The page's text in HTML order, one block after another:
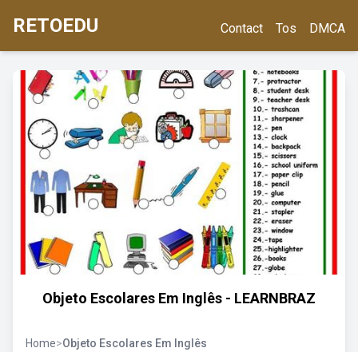
RETOEDU Contact Tos DMCA
Objeto Escolares Em Inglês - LEARNBRAZ
Home>Objeto Escolares Em Inglês